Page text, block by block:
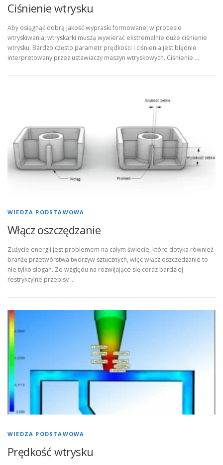
Ciśnienie wtrysku
Aby osiągnąć dobrą jakość wypraski formowanej w procesie
wtryskiwania, wtryskarki muszą wywierać ekstremalnie duże ciśnienie
wtrysku. Bardzo często parametr prędkości i ciśnienia jest błędnie
interpretowany przez ustawiaczy maszyn wtryskowych. Ciśnienie …
WIEDZA PODSTAWOWA
Włącz oszczędzanie
Zużycie energii jest problemem na całym świecie, które dotyka również
branżę przetwórstwa tworzyw sztucznych, więc włącz oszczędzanie to
nie tylko slogan. Ze względu na rozwijające się coraz bardziej
restrykcyjne przepisy …
WIEDZA PODSTAWOWA
Prędkość wtrysku